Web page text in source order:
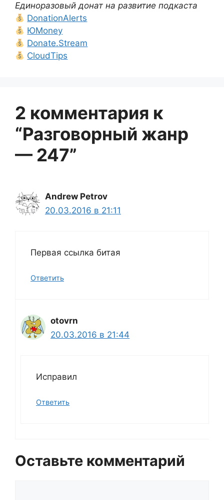
Единоразовый донат на развитие подкаста
DonationAlerts
ЮMoney
Donate.Stream
CloudTips
2 комментария к
“Разговорный жанр
— 247”
Andrew Petrov
20.03.2016 в 21:11
Первая ссылка битая
Ответить
otovrn
20.03.2016 в 21:44
Исправил
Ответить
Оставьте комментарий